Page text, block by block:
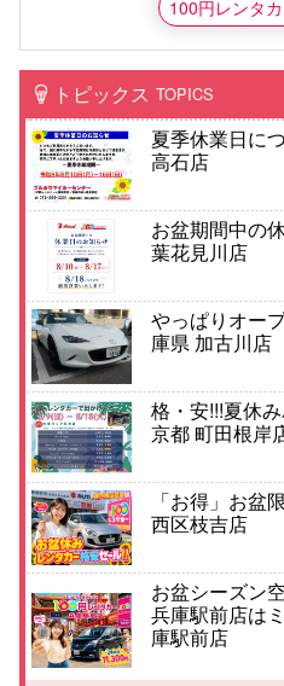
100円レンタ
トピックス TOPICS
夏季休業日に
高石店
お盆期間中の
葉花見川店
やっぱりオー
庫県 加古川店
格・安!!!夏休
京都 町田根岸
「お得」お盆
西区枝吉店
お盆シーズン
兵庫駅前店は
庫駅前店